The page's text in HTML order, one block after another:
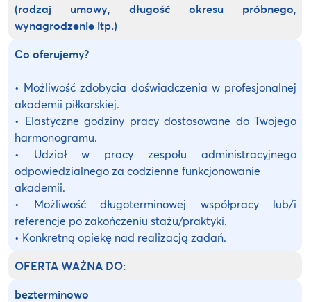
(rodzaj umowy, długość okresu próbnego,
wynagrodzenie itp.)
Co oferujemy?
• Możliwość zdobycia doświadczenia w profesjonalnej
akademii piłkarskiej.
• Elastyczne godziny pracy dostosowane do Twojego
harmonogramu.
• Udział w pracy zespołu administracyjnego
odpowiedzialnego za codzienne funkcjonowanie
akademii.
• Możliwość długoterminowej współpracy lub/i
referencje po zakończeniu stażu/praktyki.
• Konkretną opiekę nad realizacją zadań.
OFERTA WAŻNA DO:
bezterminowo